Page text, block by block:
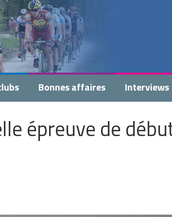
Bonnes affaires Interviews
épreuve de